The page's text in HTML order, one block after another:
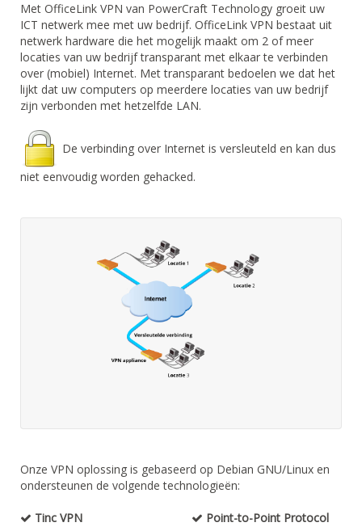
Met OfficeLink VPN van PowerCraft Technology groeit uw
ICT netwerk mee met uw bedrijf. OfficeLink VPN bestaat uit
netwerk hardware die het mogelijk maakt om 2 of meer
locaties van uw bedrijf transparant met elkaar te verbinden
over (mobiel) Internet. Met transparant bedoelen we dat het
lijkt dat uw computers op meerdere locaties van uw bedrijf
zijn verbonden met hetzelfde LAN.
De verbinding over Internet is versleuteld en kan dus
niet eenvoudig worden gehacked.
Onze VPN oplossing is gebaseerd op Debian GNU/Linux en
ondersteunen de volgende technologieën:
Tinc VPN Point-to-Point Protocol